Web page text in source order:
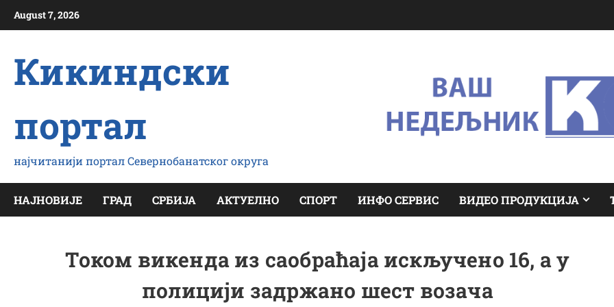
August 7, 2026
Кикиндски
портал
најчитанији портал Севернобанатског округа
НАЈНОВИЈЕ ГРАД СРБИЈА АКТУЕЛНО СПОРТ ИНФО СЕРВИС ВИДЕО ПРОДУКЦИЈА
Током викенда из саобраћаја искључено 16, а у
полицији задржано шест возача